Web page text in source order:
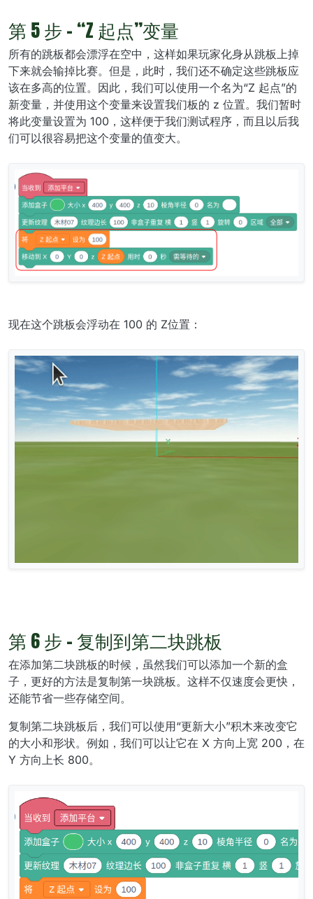
第 5 步 - “Z 起点”变量
所有的跳板都会漂浮在空中，这样如果玩家化身从跳板上掉
下来就会输掉比赛。但是，此时，我们还不确定这些跳板应
该在多高的位置。因此，我们可以使用一个名为“Z 起点”的
新变量，并使用这个变量来设置我们板的 z 位置。我们暂时
将此变量设置为 100，这样便于我们测试程序，而且以后我
们可以很容易把这个变量的值变大。
现在这个跳板会浮动在 100 的 Z位置：
第 6 步 - 复​​制到第二块跳板
在添加第二块跳板的时候，虽然我们可以添加一个新的盒
子，更好的方法是复制第一块跳板。这样不仅速度会更快，
还能节省一些存储空间。
复制第二块跳板后，我们可以使用“更新大小”积木来改变它
的大小和形状。例如，我们可以让它在 X 方向上宽 200，在
Y 方向上长 800。